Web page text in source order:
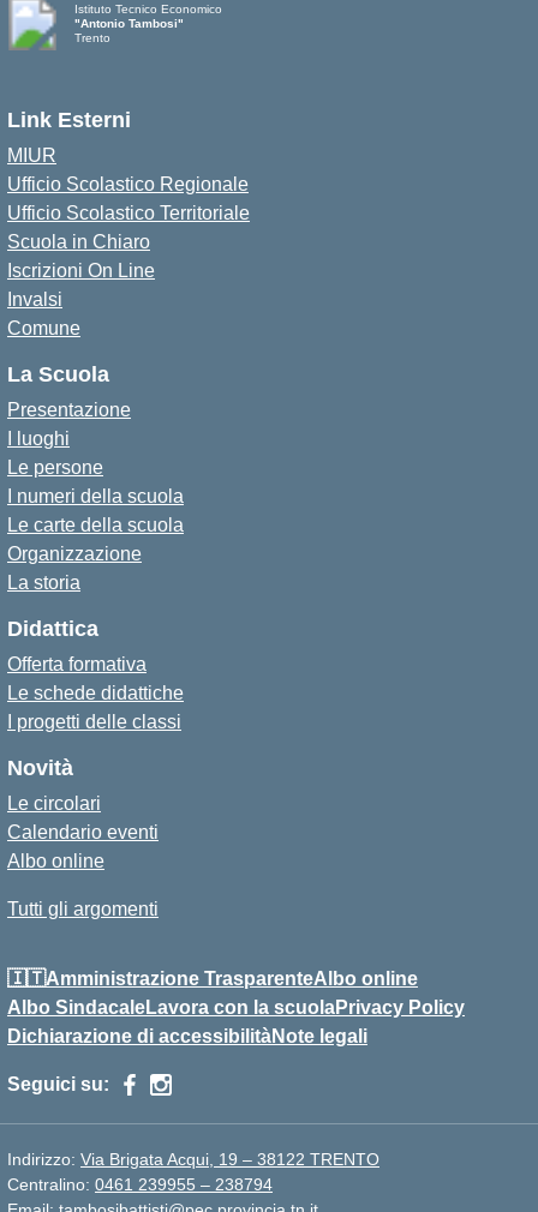
Istituto Tecnico Economico
"Antonio Tambosi"
Trento
Link Esterni
MIUR
Ufficio Scolastico Regionale
Ufficio Scolastico Territoriale
Scuola in Chiaro
Iscrizioni On Line
Invalsi
Comune
La Scuola
Presentazione
I luoghi
Le persone
I numeri della scuola
Le carte della scuola
Organizzazione
La storia
Didattica
Offerta formativa
Le schede didattiche
I progetti delle classi
Novità
Le circolari
Calendario eventi
Albo online
Tutti gli argomenti
🇮🇹Amministrazione TrasparenteAlbo online
Albo SindacaleLavora con la scuolaPrivacy Policy
Dichiarazione di accessibilitàNote legali
Seguici su:
Indirizzo: Via Brigata Acqui, 19 – 38122 TRENTO
Centralino: 0461 239955 – 238794